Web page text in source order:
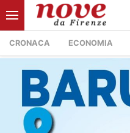
CRONACA ECONOMIA